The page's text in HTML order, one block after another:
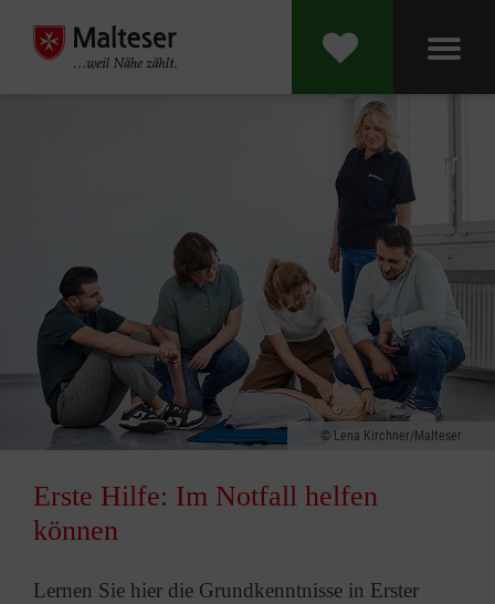
Lena Kirchner/Malteser
Erste Hilfe: Im Notfall helfen
können
Lernen Sie hier die Grundkenntnisse in Erster